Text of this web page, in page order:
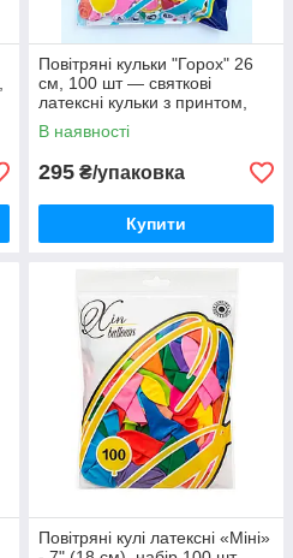
Повітряні кульки "Горох" 26
см, 100 шт — святкові
латексні кульки з принтом,
асорті кольорів
В наявності
295 ₴/упаковка
Купити
Повітряні кулі латексні «Міні»